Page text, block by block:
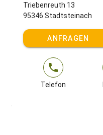
Triebenreuth 13
95346 Stadtsteinach
ANFRAGEN
Telefon